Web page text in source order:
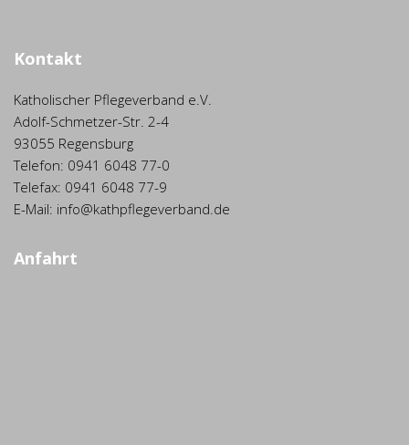
Kontakt
Katholischer Pflegeverband e.V.
Adolf-Schmetzer-Str. 2-4
93055 Regensburg
Telefon: 0941 6048 77-0
Telefax: 0941 6048 77-9
E-Mail: info@kathpflegeverband.de
Anfahrt